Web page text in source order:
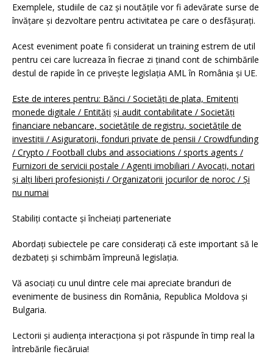
Exemplele, studiile de caz și noutățile vor fi adevărate surse de
învățare și dezvoltare pentru activitatea pe care o desfășurați.
Acest eveniment poate fi considerat un training estrem de util
pentru cei care lucreaza în fiecrae zi ținand cont de schimbările
destul de rapide în ce privește legislația AML în România și UE.
Este de interes pentru: Bănci / Societăți de plata, Emitenți
monede digitale / Entități și audit contabilitate / Societăți
financiare nebancare, societățile de registru, societățile de
investiții / Asiguratorii, fonduri private de pensii / Crowdfunding
/ Crypto / Football clubs and associations / sports agents /
Furnizori de servicii poștale / Agenți imobiliari / Avocați, notari
și alți liberi profesioniști / Organizatorii jocurilor de noroc / Și
nu numai
Stabiliți contacte și încheiați parteneriate
Abordați subiectele pe care considerați că este important să le
dezbateți și schimbăm împreună legislația.
Vă asociați cu unul dintre cele mai apreciate branduri de
evenimente de business din România, Republica Moldova și
Bulgaria.
Lectorii și audiența interacționa și pot răspunde în timp real la
întrebările fiecăruia!